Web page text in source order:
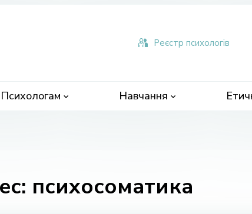
Психологам Навчання
Реєстр психологів
психосоматика